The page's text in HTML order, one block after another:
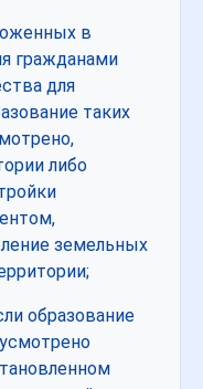
в
гражданами
для
таких
либо
земельных
образование